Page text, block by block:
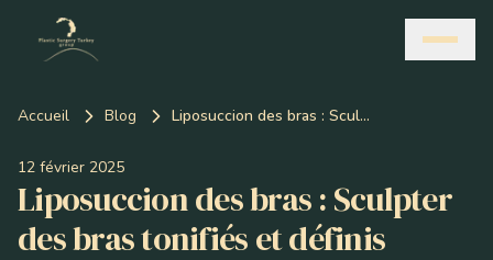
Accueil Blog Liposuccion des bras : Sculpter des bras tonifiés et définis
12 février 2025
Liposuccion des bras : Sculpter
des bras tonifiés et définis